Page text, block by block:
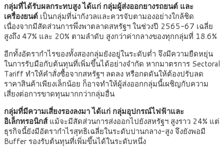
กลุ่มที่ได้รับผลกระทบสูง ได้แก่ กลุ่มผู้ส่งออกยางรถยนต์ และ
เครื่องยนต์ เป็นกลุ่มที่น่ากังวลและควรจับตามองอย่างใกล้ชิด
เนื่องจากมีสัดส่วนการพึ่งพาตลาดสหรัฐฯ ในช่วงปี 2565-67 เฉลี่ย
สูงถึง 47% และ 20% ตามลำดับ สูงกว่าค่ากลางของทุกกลุ่มที่ 18.6%
อีกทั้งอัตรากำไรของทั้งสองกลุ่มยังอยู่ในระดับต่ำ จึงมีความยืดหยุ่น
ในการรับมือกับต้นทุนที่เพิ่มขึ้นได้อย่างจำกัด หากมาตรการ Sectoral
Tariff ทำให้คำสั่งซื้อจากสหรัฐฯ ลดลง หรือกดดันให้ต้องปรับลด
ราคาสินค้าเพียงเล็กน้อย ก็อาจทำให้ผู้ส่งออกกลุ่มนี้เผชิญกับความ
เสี่ยงต่อการขาดทุนมากกว่ากลุ่มอื่น
กลุ่มที่มีความเสี่ยงรองลงมา ได้แก่ กลุ่มอุปกรณ์ไฟฟ้าและ
อิเล็กทรอนิกส์แม้จะมีสัดส่วนการส่งออกไปยังสหรัฐฯ สูงราว 24% แต่
ธุรกิจนี้ยังมีอัตรากำไรสุทธิเฉลี่ยในระดับปานกลาง-สูง จึงยังพอมี
Buffer รองรับต้นทุนที่เพิ่มขึ้นได้ในระดับหนึ่ง